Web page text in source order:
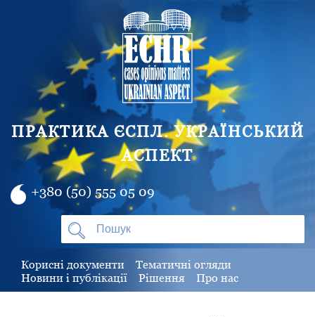
ПРАКТИКА ЄСПЛ. УКРАЇНСЬКИЙ
АСПЕКТ
+380 (50) 555 05 09
Корисні документи
Тематичні огляди
Новини і публікації
Рішення Про нас